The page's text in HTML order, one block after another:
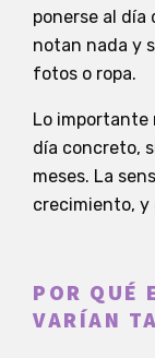
ponerse al día
notan nada y
fotos o ropa.
Lo importante
día concreto,
meses. La
crecimiento, y
POR QUÉ
VARÍAN